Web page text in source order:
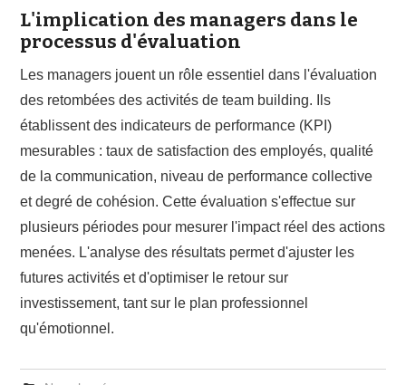
L'implication des managers dans le
processus d'évaluation
Les managers jouent un rôle essentiel dans l'évaluation
des retombées des activités de team building. Ils
établissent des indicateurs de performance (KPI)
mesurables : taux de satisfaction des employés, qualité
de la communication, niveau de performance collective
et degré de cohésion. Cette évaluation s'effectue sur
plusieurs périodes pour mesurer l'impact réel des actions
menées. L'analyse des résultats permet d'ajuster les
futures activités et d'optimiser le retour sur
investissement, tant sur le plan professionnel
qu'émotionnel.